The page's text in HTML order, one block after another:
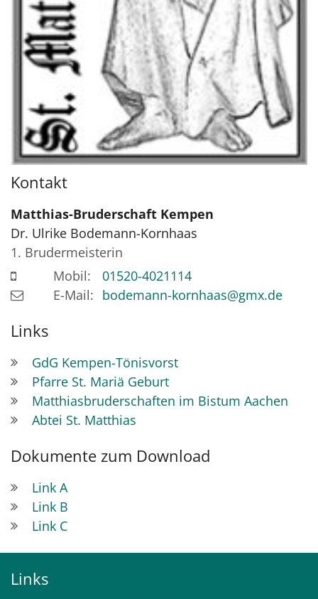
Kontakt
Matthias-Bruderschaft Kempen
Dr. Ulrike Bodemann-Kornhaas
1. Brudermeisterin
Mobil:
01520-4021114
E-Mail: bodemann-kornhaas@gmx.de
Links
GdG Kempen-Tönisvorst
Pfarre St. Mariä Geburt
Matthiasbruderschaften im Bistum Aachen
Abtei St. Matthias
Dokumente zum Download
Link A
Link B
Link C
Links